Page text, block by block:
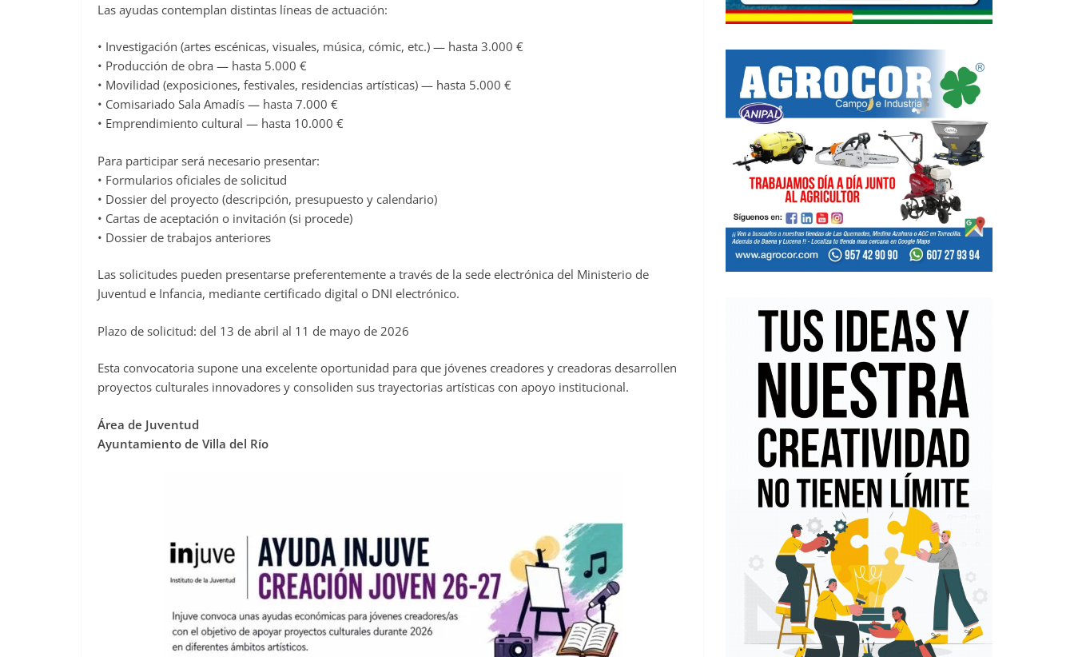
Las ayudas contemplan distintas líneas de actuación:
• Investigación (artes escénicas, visuales, música, cómic, etc.) — hasta 3.000 €
• Producción de obra — hasta 5.000 €
• Movilidad (exposiciones, festivales, residencias artísticas) — hasta 5.000 €
• Comisariado Sala Amadís — hasta 7.000 €
• Emprendimiento cultural — hasta 10.000 €
Para participar será necesario presentar:
• Formularios oficiales de solicitud
• Dossier del proyecto (descripción, presupuesto y calendario)
• Cartas de aceptación o invitación (si procede)
• Dossier de trabajos anteriores
Las solicitudes pueden presentarse preferentemente a través de la sede electrónica del Ministerio de
Juventud e Infancia, mediante certificado digital o DNI electrónico.
Plazo de solicitud: del 13 de abril al 11 de mayo de 2026
Esta convocatoria supone una excelente oportunidad para que jóvenes creadores y creadoras desarrollen
proyectos culturales innovadores y consoliden sus trayectorias artísticas con apoyo institucional.
Área de Juventud
Ayuntamiento de Villa del Río